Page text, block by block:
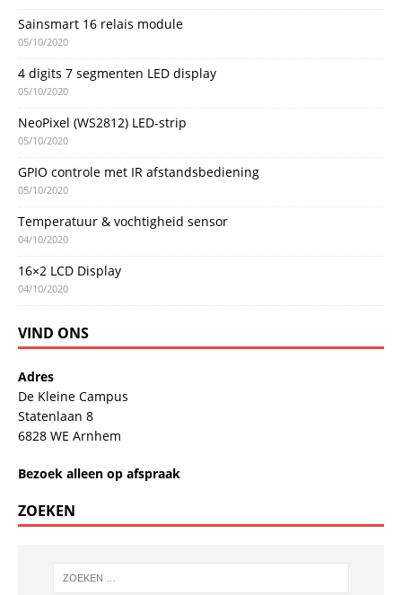
Sainsmart 16 relais module
05/10/2020
4 digits 7 segmenten LED display
05/10/2020
NeoPixel (WS2812) LED-strip
05/10/2020
GPIO controle met IR afstandsbediening
05/10/2020
Temperatuur & vochtigheid sensor
04/10/2020
16×2 LCD Display
04/10/2020
VIND ONS
Adres
De Kleine Campus
Statenlaan 8
6828 WE Arnhem
Bezoek alleen op afspraak
ZOEKEN